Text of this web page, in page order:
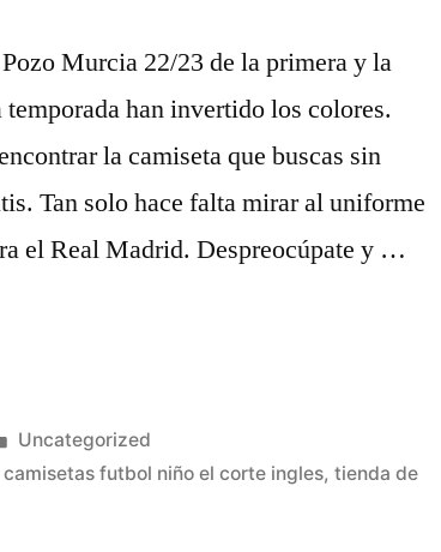
Murcia 22/23 de la primera y la
han invertido los colores.
la camiseta que buscas sin
Tan solo hace falta mirar al uniforme
el Real Madrid. Despreocúpate y …
Publicado
en
Uncategorized
camisetas futbol niño el corte ingles,tienda de